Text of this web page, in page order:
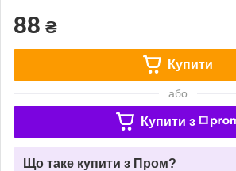
88 ₴
Купити
або
Купити з
Що таке купити з Пром?